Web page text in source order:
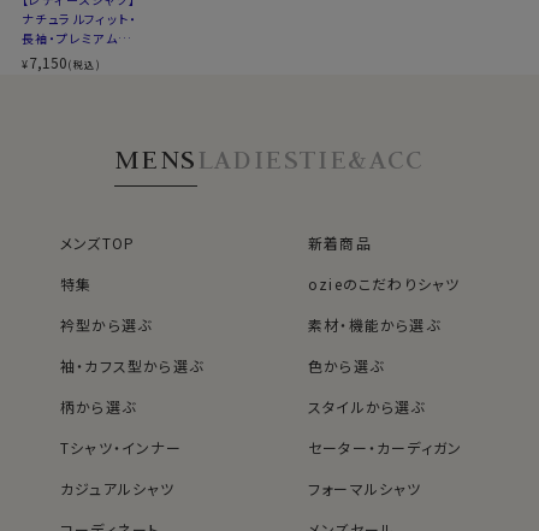
ナチュラルフィット・
長袖・プレミアムコ
ットン・形態安定・ワ
イドカラー
¥7,150(税込)
MENSLADIESTIE&ACC
メンズTOP
新着商品
特集
ozieのこだわりシャツ
衿型から選ぶ
素材・機能から選ぶ
袖・カフス型から選ぶ
色から選ぶ
柄から選ぶ
スタイルから選ぶ
Tシャツ・インナー
セーター・カーディガン
カジュアルシャツ
フォーマルシャツ